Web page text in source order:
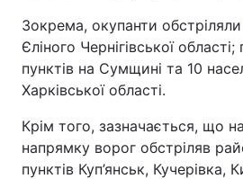
Зокрема, окупанти
Єліного Чернігівської
пунктів на Сумщині та 10
Харківської області.
Крім того, зазначається, що
напрямку ворог обстріляв
пунктів Куп’янськ, Кучерівка,